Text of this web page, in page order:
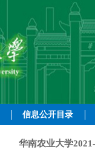
信息公开目录
华南农业大学